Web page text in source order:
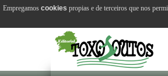
Empregamos cookies propias e de terceiros que nos